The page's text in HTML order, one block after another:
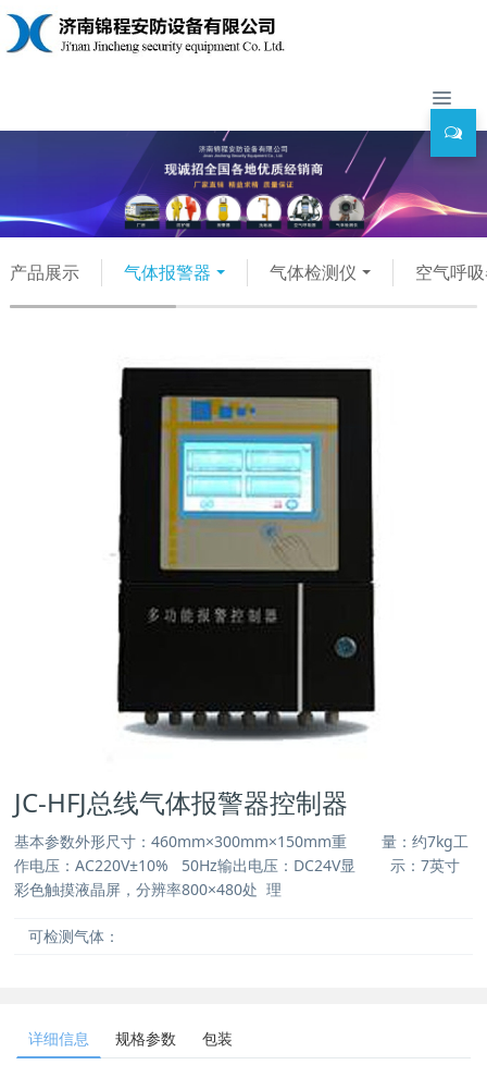
产品展示 气体报警器 气体检测仪 空气呼
JC-HFJ总线气体报警器控制器
基本参数外形尺寸：460mm×300mm×150mm重 量：约7kg工
作电压：AC220V±10% 50Hz输出电压：DC24V显 示：7英寸
彩色触摸液晶屏，分辨率800×480处 理
可检测气体：
详细信息 规格参数 包装